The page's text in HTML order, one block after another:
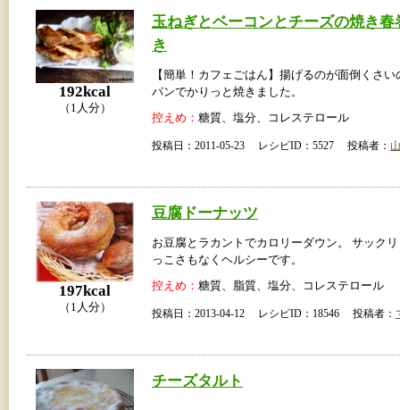
192kcal
（1人分）
玉ねぎとベーコンとチーズの焼き春
き
【簡単！カフェごはん】揚げるのが面倒くさ
パンでかりっと焼きました。
控えめ： 糖質、塩分、コレステロール
投稿日：2011-05-23 レシピID：5527 投稿者：
197kcal
（1人分）
豆腐ドーナッツ
お豆腐とラカントでカロリーダウン。 サック
っこさもなくヘルシーです。
控えめ： 糖質、脂質、塩分、コレステロール
投稿日：2013-04-12 レシピID：18546 投稿者：
チーズタルト